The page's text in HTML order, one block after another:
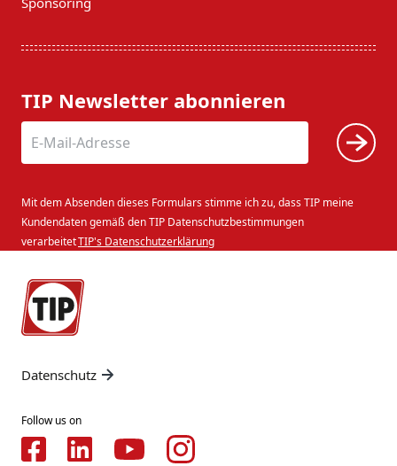
TIP Newsletter abonnieren
Mit dem Absenden dieses Formulars stimme ich zu, dass TIP meine
Kundendaten gemäß den TIP Datenschutzbestimmungen
verarbeitetTIP's Datenschutzerklärung
Datenschutz
Follow us on